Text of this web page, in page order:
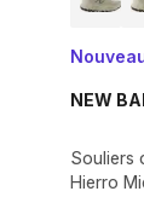
NEW
Souliers
Hierro